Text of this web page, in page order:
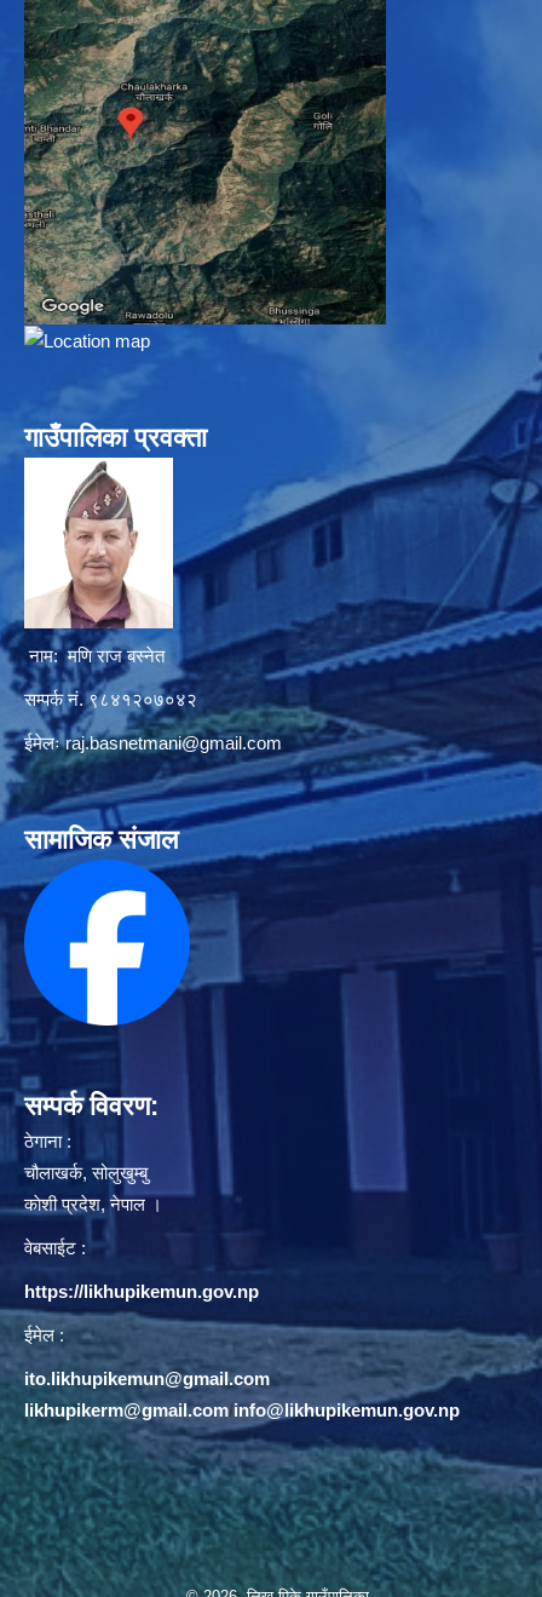
गाउँपालिका प्रवक्ता
नाम: मणि राज बस्नेत
सम्पर्क नं. ९८४१२०७०४२
ईमेलःraj.basnetmani@gmail.com
सामाजिक संजाल
सम्पर्क विवरण:
ठेगाना :
चौलाखर्क, सोलुखुम्बु
काेशी प्रदेश, नेपाल ।
वेबसाईट :
https://likhupikemun.gov.np
ईमेल :
ito.likhupikemun@gmail.com
likhupikerm@gmail.com/info@likhupikemun.gov.np